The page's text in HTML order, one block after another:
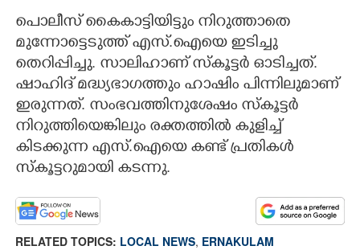
പൊലീസ് കൈകാട്ടിയിട്ടും നിറുത്താതെ
മുന്നോട്ടെടുത്ത് എസ്.ഐയെ ഇടിച്ചു
തെറിപ്പിച്ചു. സാലിഹാണ് സ്കൂട്ടർ ഓടിച്ചത്.
ഷാഹിദ് മദ്ധ്യഭാഗത്തും ഹാഷിം പിന്നിലുമാണ്
ഇരുന്നത്. സംഭവത്തിനുശേഷം സ്കൂട്ടർ
നിറുത്തിയെങ്കിലും രക്തത്തിൽ കുളിച്ച്
കിടക്കുന്ന എസ്.ഐയെ കണ്ട് പ്രതികൾ
സ്കൂട്ടറുമായി കടന്നു.
RELATED TOPICS: LOCAL NEWS, ERNAKULAM